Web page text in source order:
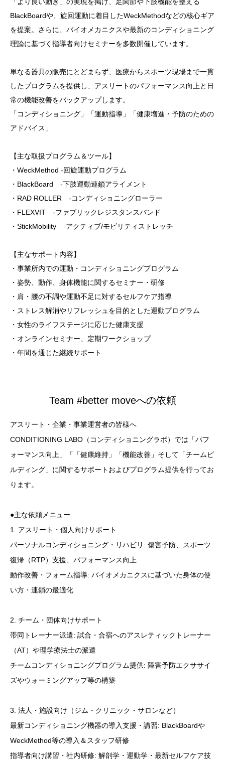
BlackBoardや、旋回運動に着目したWeckMethodなどの核心ギア
を提案。さらに、バイオメカニクスや最新のコンディショニング
理論に基づく指導者向けセミナーを多数開催しています。
単なる器具の販売にとどまらず、医療からスポーツ現場まで一貫
したプログラムを提供し、アスリートのパフォーマンス向上と日
常の機能改善をバックアップします。
「コンディショニング」「運動指導」「健康増進・予防のための
アドバイス」
【主な取扱プログラム＆ツール】
・WeckMethod -回旋運動プログラム
・BlackBoard -下肢運動連鎖アライメント
・RAD ROLLER -コンディショニングローラー
・FLEXVIT -ファブリックレジスタンスバンド
・StickMobility -アクティブ/モビリティストレッチ
【主なサポート内容】
・事業所内での運動・コンディショニングプログラム
・姿勢、動作、身体機能に関するセミナー・研修
・肩・腰の不調や運動不足に対するセルフケア指導
・ストレス解消やリフレッシュを目的とした運動プログラム
・女性のライフステージに応じた健康支援
・オンラインセミナー、定期ワークショップ
・年間を通じた継続サポート
Team #better moveへの依頼
アスリート・企業・事業運営者の皆様へ
CONDITIONING LABO（コンディショニングラボ）では「パフ
ォーマンス向上」「「健康維持」「機能改善」そして「チームビ
ルディング」に関するサポートおよびプログラム提供を行ってお
ります。
●主な依頼メニュー
1. アスリート・個人向けサポート
パーソナルコンディショニング・リハビリ: 傷害予防、スポーツ
復帰（RTP）支援、パフォーマンス向上
動作改善・フォーム指導: バイオメカニクスに基づいた身体の使
い方・連鎖の最適化
2. チーム・団体向けサポート
帯同トレーナー派遣: 試合・合宿へのアスレティックトレーナー
（AT）や理学療法士の派遣
チームコンディショニングプログラム提供: 障害予防エクササイ
ズやウォーミングアップ等の構築
3. 法人・施設向け（ジム・クリニック・サロンなど）
最新コンディショニング機器の導入支援・講習: BlackBoardや
WeckMethod等の導入＆スタッフ研修
指導者向け講習・社内研修: 解剖学・運動学・最新セルフケア技